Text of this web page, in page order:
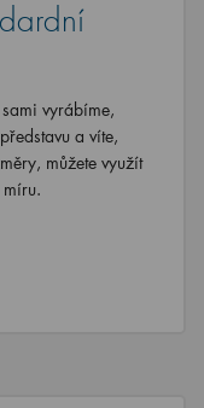
vyrábíme,
a víte,
můžete využít